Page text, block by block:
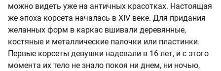
можно видеть уже на античных красотках. Настоящая
же эпоха корсета началась в XIV веке. Для придания
желанных форм в каркас вшивали деревянные,
костяные и металлические палочки или пластинки.
Первые корсеты девушки надевали в 16 лет, и с этого
момента их тело не знало покоя ни днем, ни ночью,